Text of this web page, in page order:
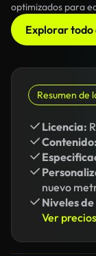
optimizados para
Explorar todo
Resumen de
Licencia:
Contenido:
nuevo
Niveles
Ver